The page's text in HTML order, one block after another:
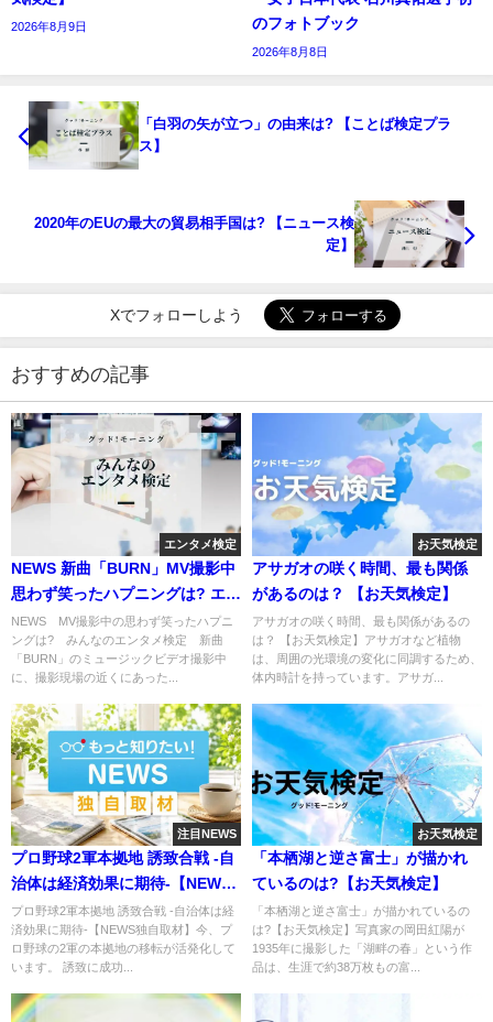
2026年8月9日
のフォトブック
2026年8月8日
「白羽の矢が立つ」の由来は? 【ことば検定プラ
ス】
2020年のEUの最大の貿易相手国は? 【ニュース検
定】
Xでフォローしよう
おすすめの記事
エンタメ検定
NEWS 新曲「BURN」MV撮影中
思わず笑ったハプニングは? エン
タメ検定
NEWS MV撮影中の思わず笑ったハプニ
ングは? みんなのエンタメ検定 新曲
「BURN」のミュージックビデオ撮影中
に、撮影現場の近くにあった...
お天気検定
アサガオの咲く時間、最も関係
があるのは？ 【お天気検定】
アサガオの咲く時間、最も関係があるの
は？ 【お天気検定】アサガオなど植物
は、周囲の光環境の変化に同調するため、
体内時計を持っています。アサガ...
注目NEWS
プロ野球2軍本拠地 誘致合戦 -自
治体は経済効果に期待-【NEWS
独自取材】
プロ野球2軍本拠地 誘致合戦 -自治体は経
済効果に期待-【NEWS独自取材】今、プ
ロ野球の2軍の本拠地の移転が活発化して
います。 誘致に成功...
お天気検定
「本栖湖と逆さ富士」が描かれ
ているのは?【お天気検定】
「本栖湖と逆さ富士」が描かれているの
は?【お天気検定】写真家の岡田紅陽が
1935年に撮影した「湖畔の春」という作
品は、生涯で約38万枚もの富...